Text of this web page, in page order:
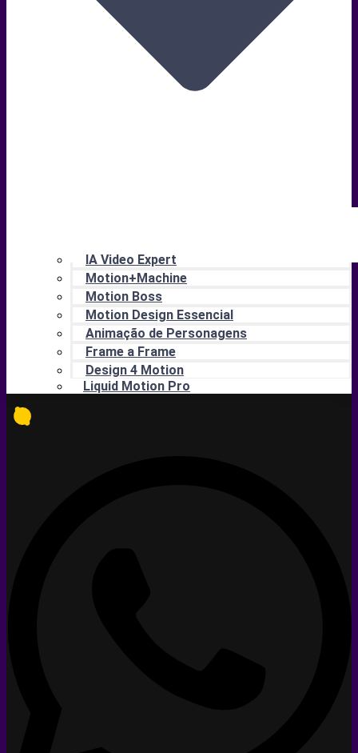
IA Video Expert
Motion+Machine
Motion Boss
Motion Design Essencial
Animação de Personagens
Frame a Frame
Design 4 Motion
Liquid Motion Pro